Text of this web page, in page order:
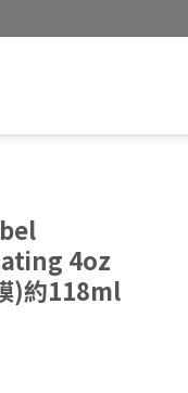
4oz
)約118ml